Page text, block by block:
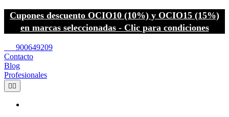
Cupones descuento OCIO10 (10%) y OCIO15 (15%)
en marcas seleccionadas - Clic para condiciones
900649209
Contacto
Blog
Profesionales
 